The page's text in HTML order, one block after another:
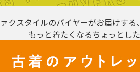
クスタイルのバイヤーがお届けする
もっと着たくなるちょっとした